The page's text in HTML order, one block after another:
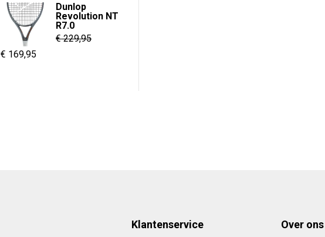
was:
Dunlop
Revolution NT
R7.0
€229,95
Oorspronkelijke
€ 169,95
Klantenservice Over ons